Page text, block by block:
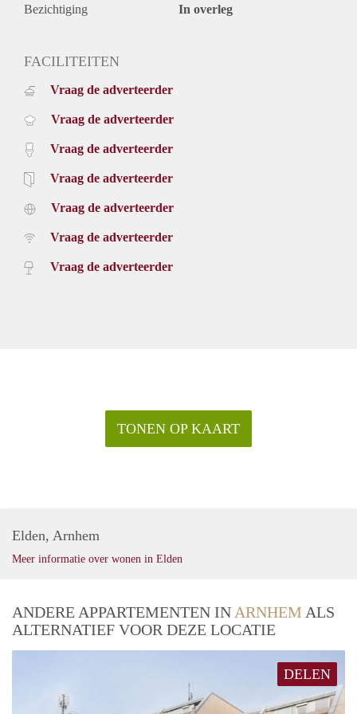
Bezichtiging In overleg
FACILITEITEN
Vraag de adverteerder
Vraag de adverteerder
Vraag de adverteerder
Vraag de adverteerder
Vraag de adverteerder
Vraag de adverteerder
Vraag de adverteerder
TONEN OP KAART
Elden, Arnhem
Meer informatie over wonen in Elden
ANDERE APPARTEMENTEN IN ARNHEM ALS
ALTERNATIEF VOOR DEZE LOCATIE
DELEN